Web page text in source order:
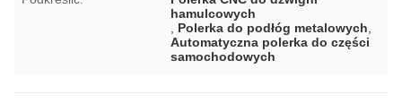
hamulcowych
Polerka do podłóg metalowych
Automatyczna polerka do części
samochodowych